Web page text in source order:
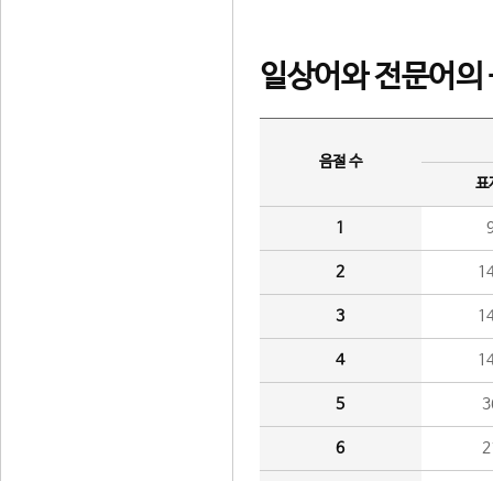
일상어와 전문어의
음절 수
표
1
2
3
4
5
6